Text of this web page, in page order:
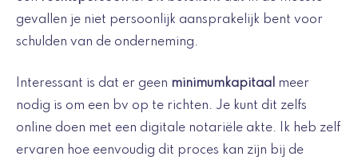
gevallen je niet persoonlijk aansprakelijk bent voor
schulden van de onderneming.
Interessant is dat er geen minimumkapitaal meer
nodig is om een bv op te richten. Je kunt dit zelfs
online doen met een digitale notariële akte. Ik heb zelf
ervaren hoe eenvoudig dit proces kan zijn bij de